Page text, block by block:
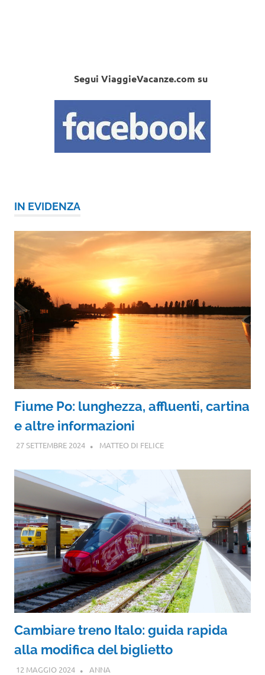
Segui ViaggieVacanze.com su
IN EVIDENZA
Fiume Po: lunghezza, affluenti, cartina
e altre informazioni
27 SETTEMBRE 2024 MATTEO DI FELICE
Cambiare treno Italo: guida rapida
alla modifica del biglietto
12 MAGGIO 2024 ANNA